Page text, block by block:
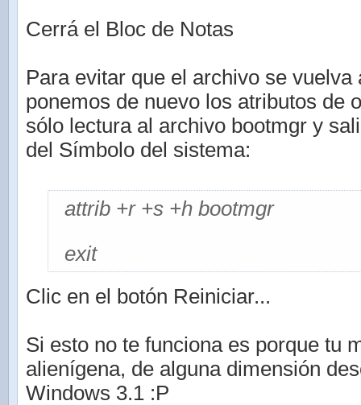
Cerrá el Bloc de Notas
Para evitar que el archivo se vuelva
ponemos de nuevo los atributos de
sólo lectura al archivo bootmgr y
del Símbolo del sistema:
attrib +r +s +h bootmgr
exit
Clic en el botón Reiniciar...
Si esto no te funciona es porque tu
alienígena, de alguna dimensión
Windows 3.1 :P